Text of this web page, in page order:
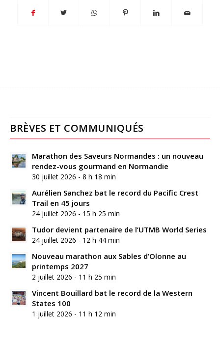
BRÈVES ET COMMUNIQUÉS
Marathon des Saveurs Normandes : un nouveau
rendez-vous gourmand en Normandie
30 juillet 2026 - 8 h 18 min
Aurélien Sanchez bat le record du Pacific Crest
Trail en 45 jours
24 juillet 2026 - 15 h 25 min
Tudor devient partenaire de l’UTMB World Series
24 juillet 2026 - 12 h 44 min
Nouveau marathon aux Sables d’Olonne au
printemps 2027
2 juillet 2026 - 11 h 25 min
Vincent Bouillard bat le record de la Western
States 100
1 juillet 2026 - 11 h 12 min